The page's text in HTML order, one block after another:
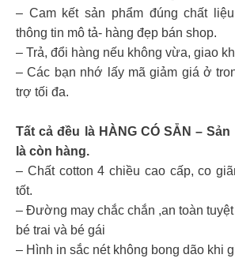
– Cam kết sản phẩm đúng chất
thông tin mô tả- hàng đẹp bán shop.
– Trả, đổi hàng nếu không vừa, giao
– Các bạn nhớ lấy mã giảm giá ở
trợ tối đa.
Tất cả đều là HÀNG CÓ SẴN –
là còn hàng.
– Chất cotton 4 chiều cao cấp, co
tốt.
– Đường may chắc chắn ,an toàn
bé trai và bé gái
– Hình in sắc nét không bong dão khi